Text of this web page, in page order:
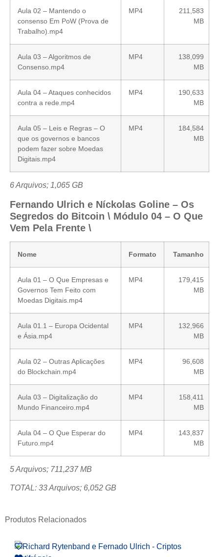
Aula 02 – Mantendo o
consenso Em PoW (Prova de
Trabalho).mp4
MP4
211,583
MB
Aula 03 – Algoritmos de
Consenso.mp4
MP4
138,099
MB
Aula 04 – Ataques conhecidos
contra a rede.mp4
MP4
190,633
MB
Aula 05 – Leis e Regras – O
que os governos e bancos
podem fazer sobre Moedas
Digitais.mp4
MP4
184,584
MB
6 Arquivos; 1,065 GB
Fernando Ulrich e Níckolas Goline – Os
Segredos do Bitcoin \ Módulo 04 – O Que
Vem Pela Frente \
Nome Formato Tamanho
Aula 01 – O Que Empresas e
Governos Tem Feito com
Moedas Digitais.mp4
MP4
179,415
MB
Aula 01.1 – Europa Ocidental
e Ásia.mp4
MP4
132,966
MB
Aula 02 – Outras Aplicações
do Blockchain.mp4
MP4
96,608
MB
Aula 03 – Digitalização do
Mundo Financeiro.mp4
MP4
158,411
MB
Aula 04 – O Que Esperar do
Futuro.mp4
MP4
143,837
MB
5 Arquivos; 711,237 MB
TOTAL: 33 Arquivos; 6,052 GB
Produtos Relacionados